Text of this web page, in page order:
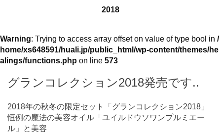
2018
Warning: Trying to access array offset on value of type bool in /
home/xs648591/huali.jp/public_html/wp-content/themes/he
alings/functions.php on line 573
グランコレクション2018発売です..
2018年の秋冬の限定セット「グランコレクション2018」
恒例の魔法の美容オイル「ユイルドウソワンプルミエー
ル」と美容